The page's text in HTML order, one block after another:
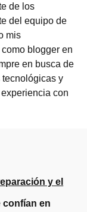
de los
del equipo de
mis
blogger en
en busca de
tecnológicas y
con
y el
confían en